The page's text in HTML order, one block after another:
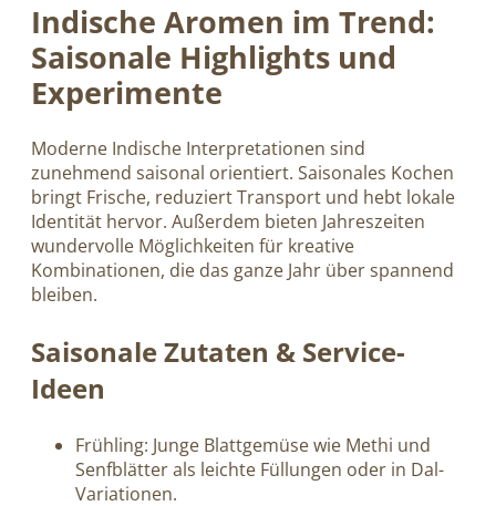
Indische Aromen im Trend:
Saisonale Highlights und
Experimente
Moderne Indische Interpretationen sind
zunehmend saisonal orientiert. Saisonales Kochen
bringt Frische, reduziert Transport und hebt lokale
Identität hervor. Außerdem bieten Jahreszeiten
wundervolle Möglichkeiten für kreative
Kombinationen, die das ganze Jahr über spannend
bleiben.
Saisonale Zutaten & Service-
Ideen
Frühling: Junge Blattgemüse wie Methi und
Senfblätter als leichte Füllungen oder in Dal-
Variationen.